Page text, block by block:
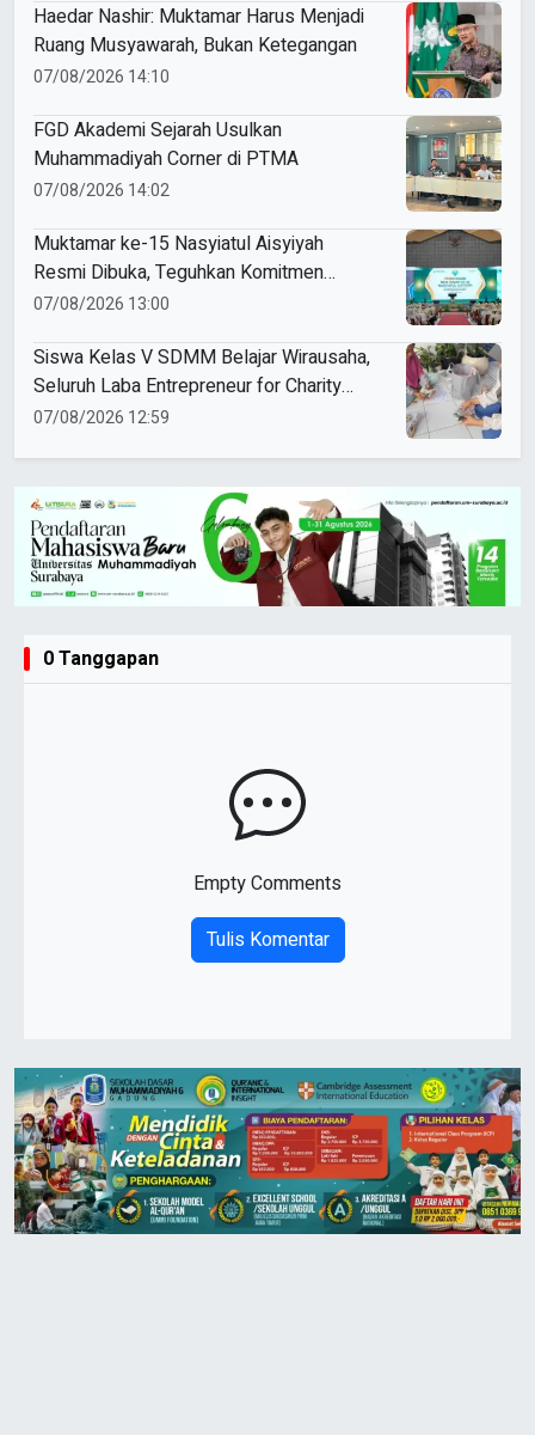
Haedar Nashir: Muktamar Harus Menjadi
Ruang Musyawarah, Bukan Ketegangan
07/08/2026 14:10
FGD Akademi Sejarah Usulkan
Muhammadiyah Corner di PTMA
07/08/2026 14:02
Muktamar ke-15 Nasyiatul Aisyiyah
Resmi Dibuka, Teguhkan Komitmen
Perempuan Muda Berkemajuan
07/08/2026 13:00
Siswa Kelas V SDMM Belajar Wirausaha,
Seluruh Laba Entrepreneur for Charity
Didonasikan
07/08/2026 12:59
0 Tanggapan
Empty Comments
Tulis Komentar